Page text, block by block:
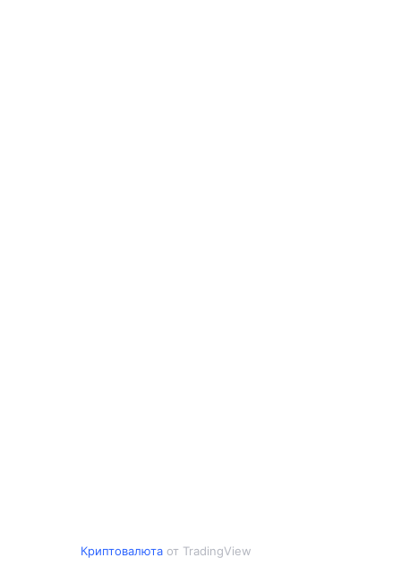
Криптовалютаот TradingView